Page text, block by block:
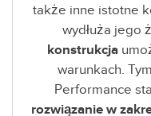
także inne istotne
wydłuża jego
konstrukcja
warunkach.
Performance
rozwiązanie w